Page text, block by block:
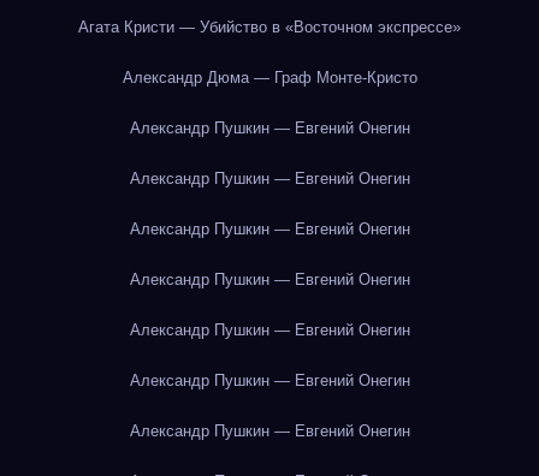
Агата Кристи — Убийство в «Восточном экспрессе»
Александр Дюма — Граф Монте-Кристо
Александр Пушкин — Евгений Онегин
Александр Пушкин — Евгений Онегин
Александр Пушкин — Евгений Онегин
Александр Пушкин — Евгений Онегин
Александр Пушкин — Евгений Онегин
Александр Пушкин — Евгений Онегин
Александр Пушкин — Евгений Онегин